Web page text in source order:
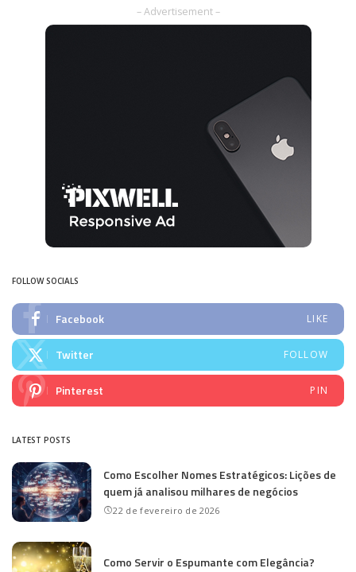
– Advertisement –
FOLLOW SOCIALS
Facebook LIKE
Twitter FOLLOW
Pinterest PIN
LATEST POSTS
Como Escolher Nomes Estratégicos: Lições de
quem já analisou milhares de negócios
22 de fevereiro de 2026
Como Servir o Espumante com Elegância?